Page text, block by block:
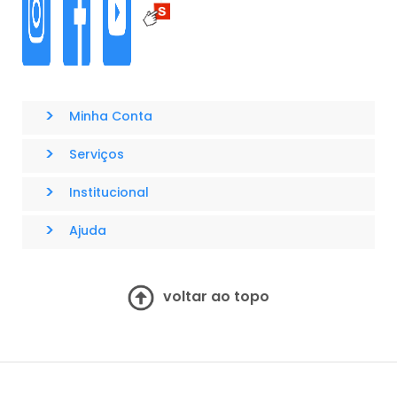
> Minha Conta
> Serviços
> Institucional
> Ajuda
voltar ao topo